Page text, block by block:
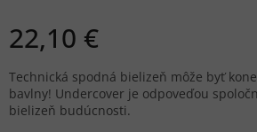
22,10 €
Technická spodná bielizeň môže byť
bavlny! Undercover je odpoveďou
bielizeň budúcnosti.